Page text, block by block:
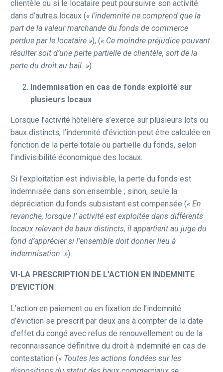
clientèle ou si le locataire peut poursuivre son activité
dans d’autres locaux (« l’indemnité ne comprend que la
part de la valeur marchande du fonds de commerce
perdue par le locataire »), (« Ce moindre préjudice pouvant
résulter soit d’une perte partielle de clientèle, soit de la
perte du droit au bail. »)
Indemnisation en cas de fonds exploité sur
plusieurs locaux
Lorsque l’activité hôtelière s’exerce sur plusieurs lots ou
baux distincts, l’indemnité d’éviction peut être calculée en
fonction de la perte totale ou partielle du fonds, selon
l’indivisibilité économique des locaux.
Si l’exploitation est indivisible, la perte du fonds est
indemnisée dans son ensemble ; sinon, seule la
dépréciation du fonds subsistant est compensée (« En
revanche, lorsque l’ activité est exploitée dans différents
locaux relevant de baux distincts, il appartient au juge du
fond d’apprécier si l’ensemble doit donner lieu à
indemnisation. »)
VI-LA PRESCRIPTION DE L’ACTION EN INDEMNITE
D’EVICTION
L’action en paiement ou en fixation de l’indemnité
d’éviction se prescrit par deux ans à compter de la date
d’effet du congé avec refus de renouvellement ou de la
reconnaissance définitive du droit à indemnité en cas de
contestation (« Toutes les actions fondées sur les